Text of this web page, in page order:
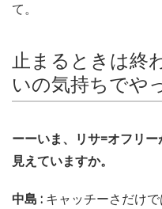
て。
止まるときは終
いの気持ちでや
ーーいま、リサ=オフリ
見えていますか。
中島 : キャッチーさだけ